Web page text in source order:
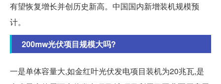
有望恢复增长并创历史新高。中国国内新增装机规模预
计。
200mw光伏项目规模大吗?
一是单体容量大,如金红叶光伏发电项目装机为20兆瓦,是